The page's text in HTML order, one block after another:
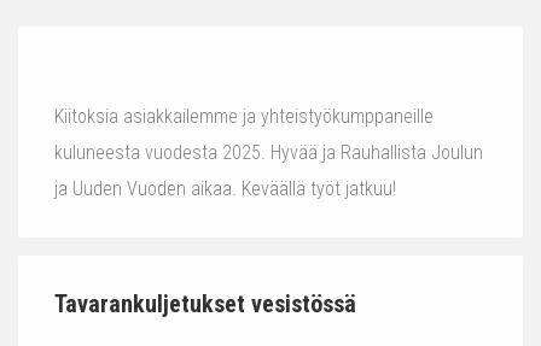
Kiitoksia asiakkailemme ja yhteistyökumppaneille
kuluneesta vuodesta 2025. Hyvää ja Rauhallista Joulun
ja Uuden Vuoden aikaa. Keväällä työt jatkuu!
Tavarankuljetukset vesistössä